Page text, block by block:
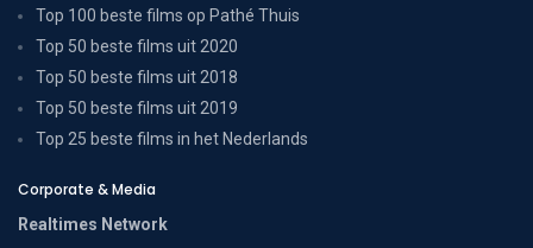
Top 100 beste films op Pathé Thuis
Top 50 beste films uit 2020
Top 50 beste films uit 2018
Top 50 beste films uit 2019
Top 25 beste films in het Nederlands
Corporate & Media
Realtimes Network